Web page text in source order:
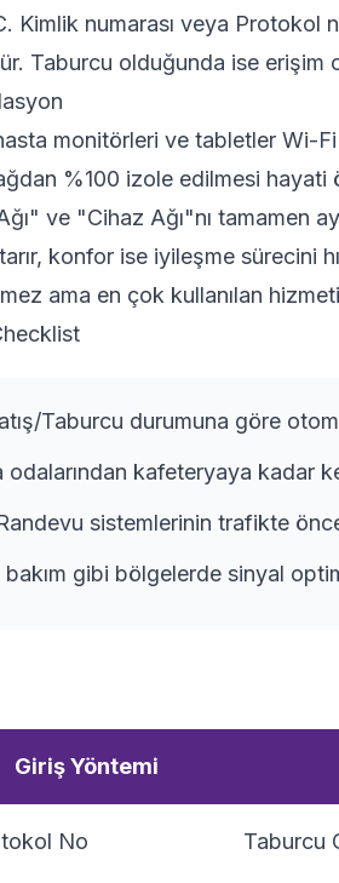
Kimlik numarası veya Protokol
Taburcu olduğunda ise erişim
monitörleri ve tabletler Wi-Fi
%100 izole edilmesi hayati
ve "Cihaz Ağı"nı tamamen
konfor ise iyileşme sürecini
ama en çok kullanılan
Taburcu durumuna göre
odalarından kafeteryaya kadar
sistemlerinin trafikte
bakım gibi bölgelerde sinyal
Giriş Yöntemi
No Taburcu